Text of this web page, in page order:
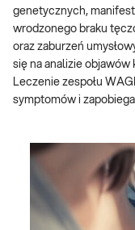
genetycznych,
wrodzonego braku
oraz zaburzeń
się na analizie
Leczenie zespołu
symptomów i